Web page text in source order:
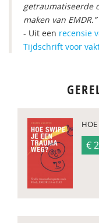
getraumatiseerde
maken van EMDR.”
- Uit een recensie
Tijdschrift voor
HOE
€